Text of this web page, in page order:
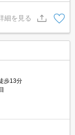
軽にお問合せくださ
細を見る
歩13分